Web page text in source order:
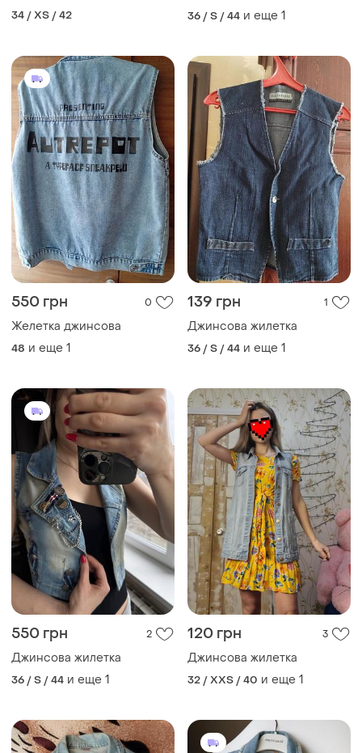
34 / XS / 42 36 / S / 44 и еще 1
550 грн 0
Желетка джинсова
48 и еще 1
139 грн 1
Джинсова жилетка
36 / S / 44 и еще 1
550 грн 2
Джинсова жилетка
36 / S / 44 и еще 1
120 грн 3
Джинсова жилетка
32 / XXS / 40 и еще 1